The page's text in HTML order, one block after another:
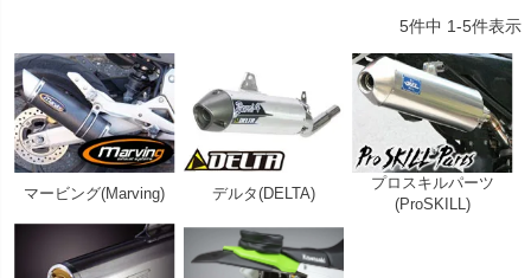
5件中 1-5件表示
マービング(Marving) デルタ(DELTA)
プロスキルパーツ
(ProSKILL)